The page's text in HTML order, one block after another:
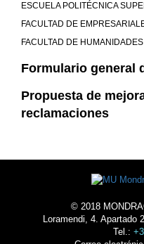
ESCUELA POLITÉCNICA
FACULTAD DE
FACULTAD DE
Formulario general
Propuesta de
reclamaciones
© 2018
Loramendi, 4. Apartado
Tel.: